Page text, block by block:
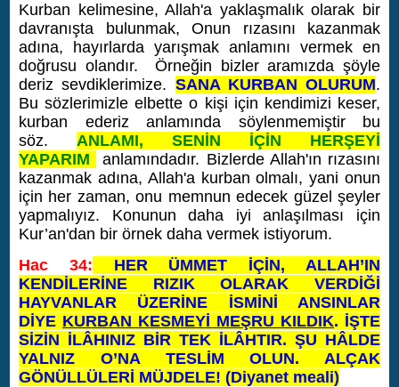
Kurban kelimesine, Allah'a yaklaşmalık olarak bir
davranışta bulunmak, Onun rızasını kazanmak
adına, hayırlarda yarışmak anlamını vermek en
doğrusu olandır. Örneğin bizler aramızda şöyle
deriz sevdiklerimize. SANA KURBAN OLURUM.
Bu sözlerimizle elbette o kişi için kendimizi keser,
kurban ederiz anlamında söylenmemiştir bu
söz. ANLAMI, SENİN İÇİN HERŞEYİ
YAPARIM
anlamındadır. Bizlerde Allah'ın rızasını
kazanmak adına, Allah'a kurban olmalı, yani onun
için her zaman, onu memnun edecek güzel şeyler
yapmalıyız. Konunun daha iyi anlaşılması için
Kur’an'dan bir örnek daha vermek istiyorum.
Hac 34:
HER ÜMMET İÇİN, ALLAH’IN
KENDİLERİNE RIZIK OLARAK VERDİĞİ
HAYVANLAR ÜZERİNE İSMİNİ ANSINLAR
DİYE KURBAN KESMEYİ MEŞRU KILDIK. İŞTE
SİZİN İLÂHINIZ BİR TEK İLÂHTIR. ŞU HÂLDE
YALNIZ O’NA TESLİM OLUN. ALÇAK
GÖNÜLLÜLERİ MÜJDELE! (Diyanet meali)